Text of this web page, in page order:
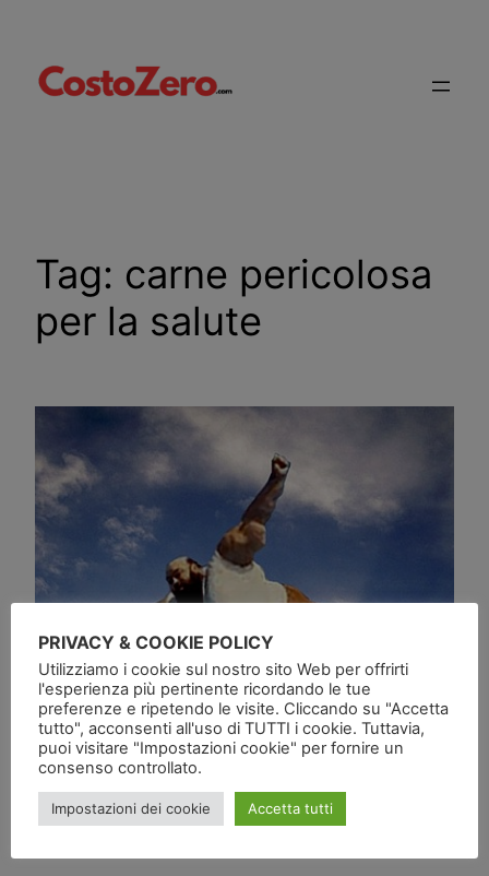
contenuto
Tag: carne pericolosa
per la salute
PRIVACY & COOKIE POLICY
Utilizziamo i cookie sul nostro sito Web per offrirti
l'esperienza più pertinente ricordando le tue
preferenze e ripetendo le visite. Cliccando su "Accetta
tutto", acconsenti all'uso di TUTTI i cookie. Tuttavia,
puoi visitare "Impostazioni cookie" per fornire un
consenso controllato.
Impostazioni dei cookie Accetta tutti